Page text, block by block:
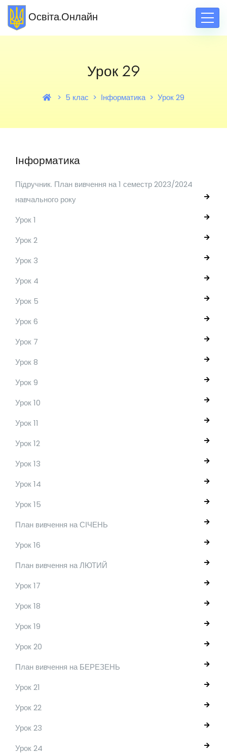
Освіта.Онлайн
Урок 29
5 клас Інформатика Урок 29
Інформатика
Підручник. План вивчення на 1 семестр 2023/2024
навчального року
Урок 1
Урок 2
Урок 3
Урок 4
Урок 5
Урок 6
Урок 7
Урок 8
Урок 9
Урок 10
Урок 11
Урок 12
Урок 13
Урок 14
Урок 15
План вивчення на СІЧЕНЬ
Урок 16
План вивчення на ЛЮТИЙ
Урок 17
Урок 18
Урок 19
Урок 20
План вивчення на БЕРЕЗЕНЬ
Урок 21
Урок 22
Урок 23
Урок 24